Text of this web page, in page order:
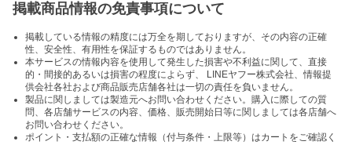
掲載商品情報の免責事項について
掲載している情報の精度には万全を期しておりますが、その内容の正確
性、安全性、有用性を保証するものではありません。
本サービスの情報内容を使用して発生した損害や不利益に関して、直接
的・間接的あるいは損害の程度によらず、 LINEヤフー株式会社、情報提
供会社各社および商品販売店舗各社は一切の責任を負いません。
製品に関しましては製造元へお問い合わせください。購入に際しての質
問、各店舗サービスの内容、価格、販売開始日等に関しましては各店舗へ
お問い合わせください。
ポイント・支払額の正確な情報（付与条件・上限等）はカートをご確認く